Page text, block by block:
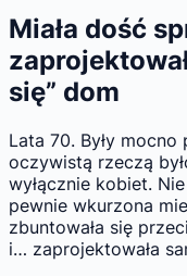
Miała dość
się” dom
Lata 70. Były
oczywistą rzeczą
wyłącznie kobiet.
pewnie wkurzona
zbuntowała się
i… zaprojektowała